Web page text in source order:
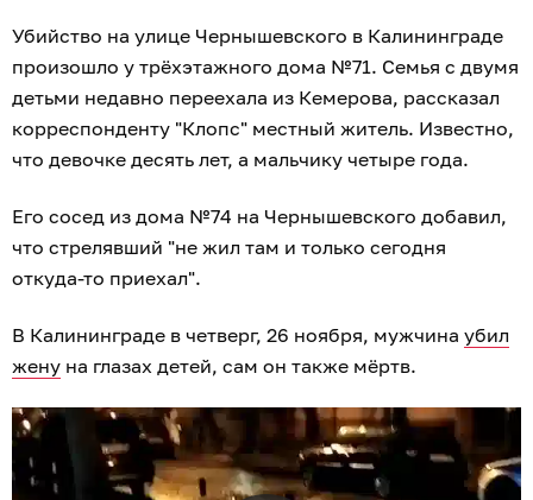
Убийство на улице Чернышевского в Калининграде
произошло у трёхэтажного дома №71. Семья с двумя
детьми недавно переехала из Кемерова, рассказал
корреспонденту "Клопс" местный житель. Известно,
что девочке десять лет, а мальчику четыре года.
Его сосед из дома №74 на Чернышевского добавил,
что стрелявший "не жил там и только сегодня
откуда-то приехал".
В Калининграде в четверг, 26 ноября, мужчина убил
жену на глазах детей, сам он также мёртв.